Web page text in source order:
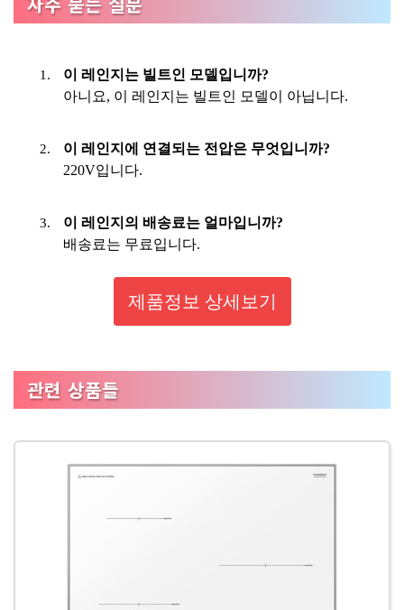
이 레인지는 빌트인 모델입니까?
아니요, 이 레인지는 빌트인 모델이 아닙니다.
이 레인지에 연결되는 전압은 무엇입니까?
220V입니다.
이 레인지의 배송료는 얼마입니까?
배송료는 무료입니다.
제품정보 상세보기
관련 상품들